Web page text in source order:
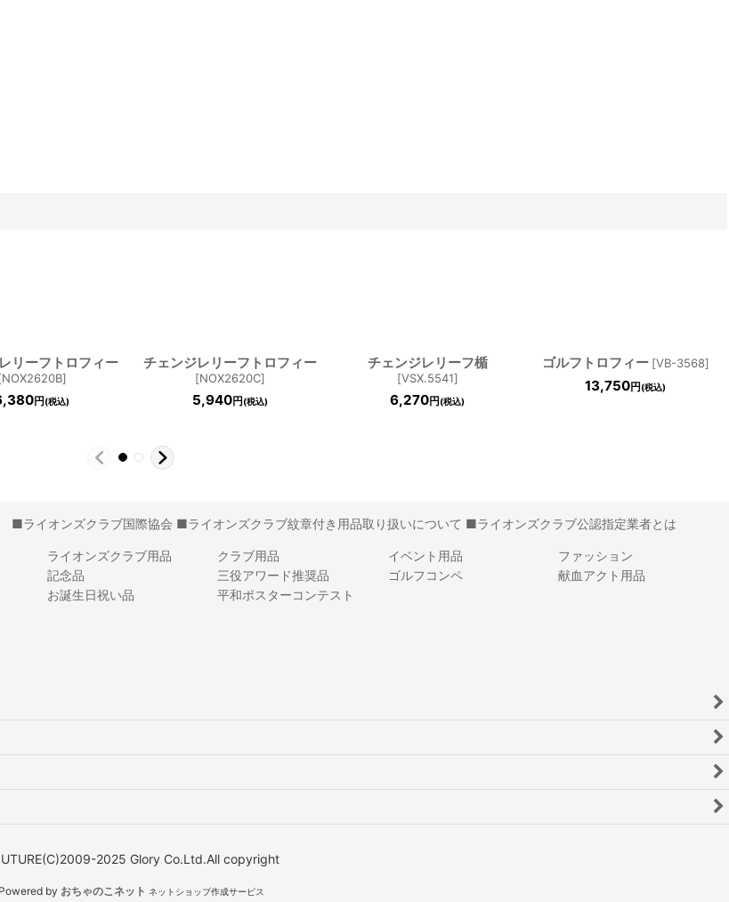
リーフトロフィー
NOX2620B]
円 (税込)
チェンジレリーフトロフィー
[NOX2620C]
5,940円 (税込)
チェンジレリーフ楯
[VSX.5541]
6,270円 (税込)
ゴルフトロフィー [VB-3568]
13,750円 (税込)
■ライオンズクラブ国際協会 ■ライオンズクラブ紋章付き用品取り扱いについて ■ライオンズクラブ公認指定業者とは
ライオンズクラブ用品 クラブ用品 イベント用品
ファッション
記念品
三役アワード推奨品 ゴルフコンペ
献血アクト用品
お誕生日祝い品
平和ポスターコンテスト
2025 Glory Co.Ltd.All copyright
Powered by おちゃのこネット ネットショップ作成サービス